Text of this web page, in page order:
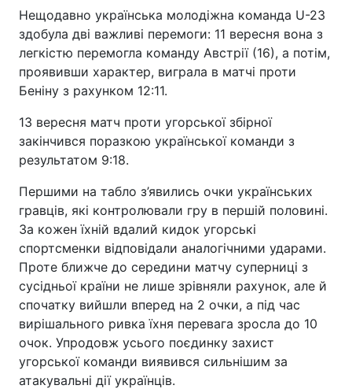
Нещодавно українська молодіжна команда U-23
здобула дві важливі перемоги: 11 вересня вона з
легкістю перемогла команду Австрії (16), а потім,
проявивши характер, виграла в матчі проти
Беніну з рахунком 12:11.
13 вересня матч проти угорської збірної
закінчився поразкою української команди з
результатом 9:18.
Першими на табло з’явились очки українських
гравців, які контролювали гру в першій половині.
За кожен їхній вдалий кидок угорські
спортсменки відповідали аналогічними ударами.
Проте ближче до середини матчу суперниці з
сусідньої країни не лише зрівняли рахунок, але й
спочатку вийшли вперед на 2 очки, а під час
вирішального ривка їхня перевага зросла до 10
очок. Упродовж усього поєдинку захист
угорської команди виявився сильнішим за
атакувальні дії українців.